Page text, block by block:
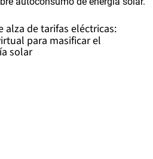
alza de tarifas eléctricas:
para masificar el
solar